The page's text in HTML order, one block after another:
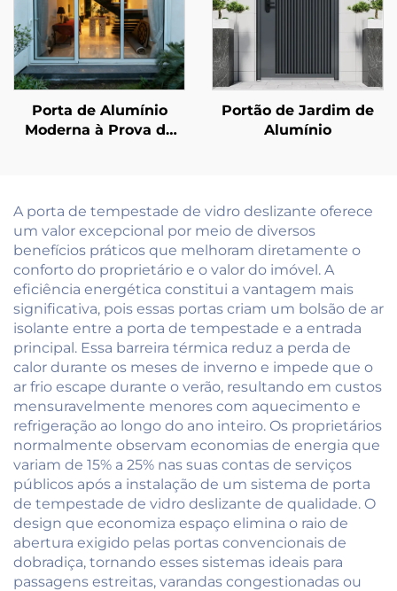
Porta de Alumínio
Moderna à Prova de
ao Ar Livre com Portas
de Correr de Vidro
Portão de Jardim de
Alumínio
A porta de tempestade de vidro deslizante oferece
um valor excepcional por meio de diversos
benefícios práticos que melhoram diretamente o
conforto do proprietário e o valor do imóvel. A
eficiência energética constitui a vantagem mais
significativa, pois essas portas criam um bolsão de ar
isolante entre a porta de tempestade e a entrada
principal. Essa barreira térmica reduz a perda de
calor durante os meses de inverno e impede que o
ar frio escape durante o verão, resultando em custos
mensuravelmente menores com aquecimento e
refrigeração ao longo do ano inteiro. Os proprietários
normalmente observam economias de energia que
variam de 15% a 25% nas suas contas de serviços
públicos após a instalação de um sistema de porta
de tempestade de vidro deslizante de qualidade. O
design que economiza espaço elimina o raio de
abertura exigido pelas portas convencionais de
dobradiça, tornando esses sistemas ideais para
passagens estreitas, varandas congestionadas ou